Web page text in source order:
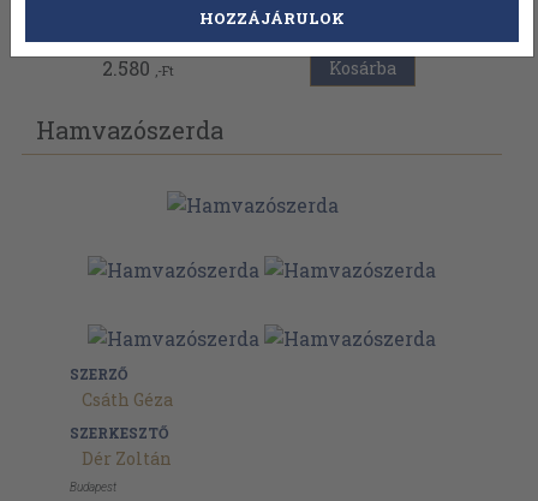
Vissza az előző oldalra
2.580 ,-Ft Kosárba
Hamvazószerda
SZERZŐ
Csáth Géza
SZERKESZTŐ
Dér Zoltán
Budapest
HOZZÁJÁRULOK